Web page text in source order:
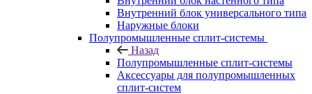
Внутренний блок универсального типа
Наружные блоки
Полупромышленные сплит-системы
Назад
Полупромышленные сплит-системы
Аксессуары для полупромышленных
сплит-систем